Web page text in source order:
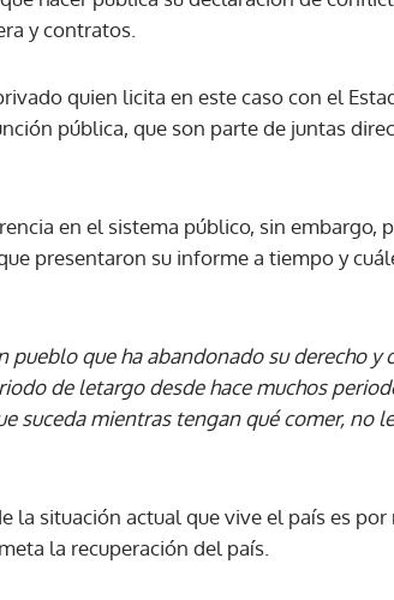
suscribirte a nuestro boletín.
ACEPTAR
y contratos.
quien licita en este caso con el
pública, que son parte de juntas
en el sistema público, sin embargo,
presentaron su informe a tiempo y
pueblo que ha abandonado su derecho y
de letargo desde hace muchos
suceda mientras tengan qué comer, no
la situación actual que vive el país es
la recuperación del país.